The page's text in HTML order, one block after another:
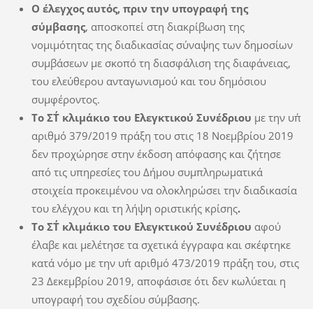
Ο έλεγχος αυτός, πριν την υπογραφή της
σύμβασης, αποσκοπεί στη διακρίβωση της
νομιμότητας της διαδικασίας σύναψης των δημοσίων
συμβάσεων με σκοπό τη διασφάλιση της διαφάνειας,
του ελεύθερου ανταγωνισμού και του δημόσιου
συμφέροντος.
Το ΣΤ΄ κλιμάκιο του Ελεγκτικού Συνέδριου με την υπ΄
αριθμό 379/2019 πράξη του στις 18 Νοεμβρίου 2019
δεν προχώρησε στην έκδοση απόφασης και ζήτησε
από τις υπηρεσίες του Δήμου συμπληρωματικά
στοιχεία προκειμένου να ολοκληρώσει την διαδικασία
του ελέγχου και τη λήψη οριστικής κρίσης.
Το ΣΤ΄ κλιμάκιο του Ελεγκτικού Συνέδριου αφού
έλαβε και μελέτησε τα σχετικά έγγραφα και σκέφτηκε
κατά νόμο με την υπ΄ αριθμό 473/2019 πράξη του, στις
23 Δεκεμβρίου 2019, αποφάσισε ότι δεν κωλύεται η
υπογραφή του σχεδίου σύμβασης.